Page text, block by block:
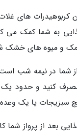
کربوهیدرات های
به شما کمک می
و میوه های خشک
شما در نیمه شب
کنید و حدود یک
سبزیجات یا یک وعده
بعد از پرواز شما